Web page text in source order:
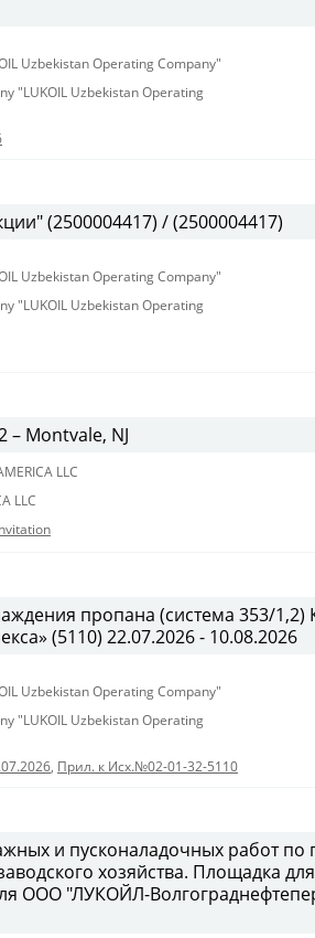
Uzbekistan Operating Company"
"LUKOIL Uzbekistan Operating
(2500004417) / (2500004417)
Uzbekistan Operating Company"
"LUKOIL Uzbekistan Operating
– Montvale, NJ
LLC
LLC
пропана (система 353/1,2)
(5110) 22.07.2026 - 10.08.2026
Uzbekistan Operating Company"
"LUKOIL Uzbekistan Operating
, Прил. к Исх.№02-01-32-5110
и пусконаладочных работ по
хозяйства. Площадка
ООО "ЛУКОЙЛ-